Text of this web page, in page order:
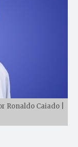
Ronaldo Caiado |